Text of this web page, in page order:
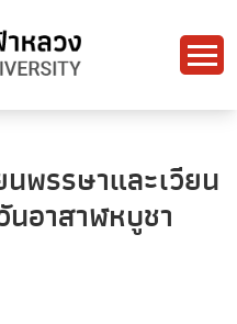
พรรษาและเวียน
นอาสาฬหบูชา